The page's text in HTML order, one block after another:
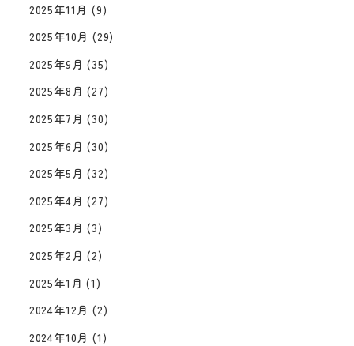
2025年11月 (9)
2025年10月 (29)
2025年9月 (35)
2025年8月 (27)
2025年7月 (30)
2025年6月 (30)
2025年5月 (32)
2025年4月 (27)
2025年3月 (3)
2025年2月 (2)
2025年1月 (1)
2024年12月 (2)
2024年10月 (1)